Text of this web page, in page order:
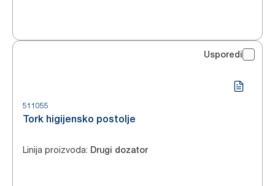
Usporedi
511055
Tork higijensko postolje
Linija proizvoda: Drugi dozator